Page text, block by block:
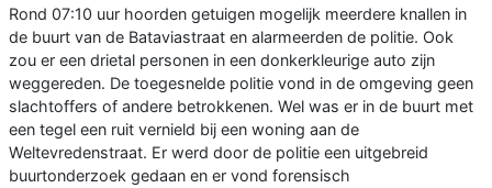
Rond 07:10 uur hoorden getuigen mogelijk meerdere knallen in
de buurt van de Bataviastraat en alarmeerden de politie. Ook
zou er een drietal personen in een donkerkleurige auto zijn
weggereden. De toegesnelde politie vond in de omgeving geen
slachtoffers of andere betrokkenen. Wel was er in de buurt met
een tegel een ruit vernield bij een woning aan de
Weltevredenstraat. Er werd door de politie een uitgebreid
buurtonderzoek gedaan en er vond forensisch